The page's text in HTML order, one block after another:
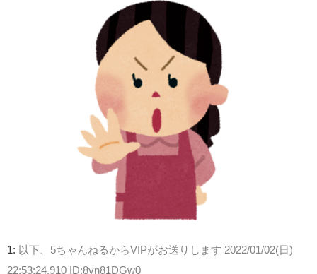
1: 以下、5ちゃんねるからVIPがお送りします 2022/01/02(日)
22:53:24.910 ID:8yn81DGw0